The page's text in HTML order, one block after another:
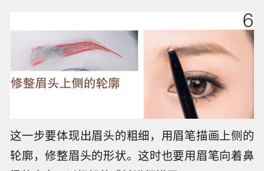
这一步要体现出眉头的粗细，用眉笔描画上侧的
轮廓，修整眉头的形状。这时也要用眉笔向着鼻